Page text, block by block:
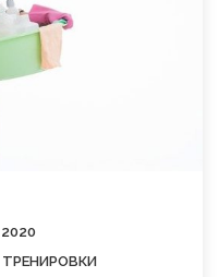
2020
ТРЕНИРОВКИ